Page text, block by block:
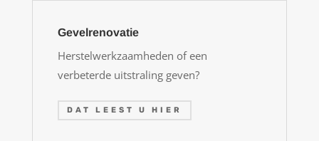
Gevelrenovatie
Herstelwerkzaamheden of een
verbeterde uitstraling geven?
DAT LEEST U HIER